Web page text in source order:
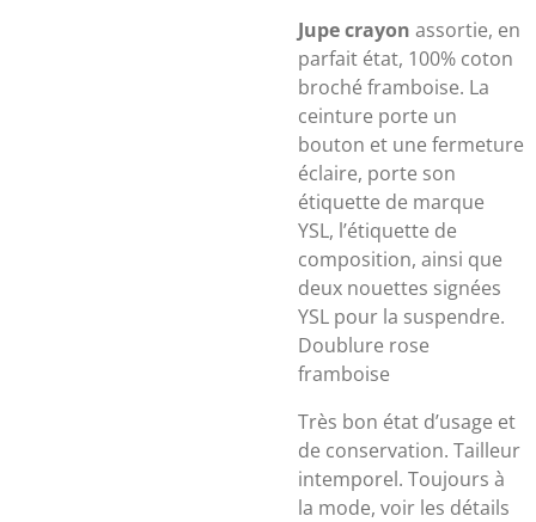
Jupe crayon assortie, en
parfait état, 100% coton
broché framboise. La
ceinture porte un
bouton et une fermeture
éclaire, porte son
étiquette de marque
YSL, l’étiquette de
composition, ainsi que
deux nouettes signées
YSL pour la suspendre.
Doublure rose
framboise
Très bon état d’usage et
de conservation. Tailleur
intemporel. Toujours à
la mode, voir les détails